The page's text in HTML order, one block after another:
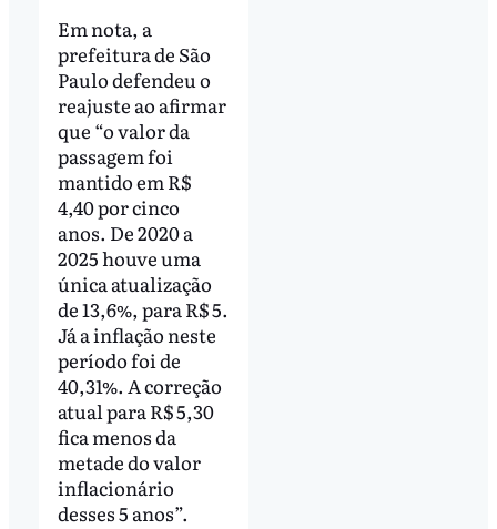
Em nota, a
prefeitura de São
Paulo defendeu o
reajuste ao afirmar
que “o valor da
passagem foi
mantido em R$
4,40 por cinco
anos. De 2020 a
2025 houve uma
única atualização
de 13,6%, para R$ 5.
Já a inflação neste
período foi de
40,31%. A correção
atual para R$ 5,30
fica menos da
metade do valor
inflacionário
desses 5 anos”.